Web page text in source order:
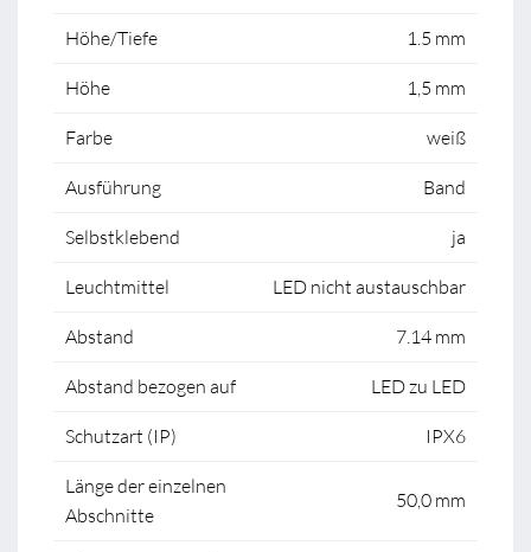
Höhe/Tiefe 1.5 mm
Höhe 1,5 mm
Farbe weiß
Ausführung Band
Selbstklebend ja
Leuchtmittel LED nicht austauschbar
Abstand 7.14 mm
Abstand bezogen auf LED zu LED
Schutzart (IP) IPX6
Länge der einzelnen
Abschnitte
50,0 mm